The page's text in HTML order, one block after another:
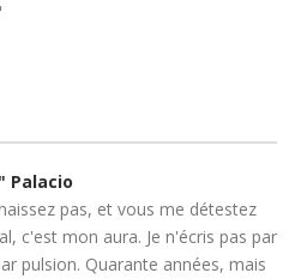
Palacio
pas, et vous me détestez
c'est mon aura. Je n'écris pas par
pulsion. Quarante années, mais